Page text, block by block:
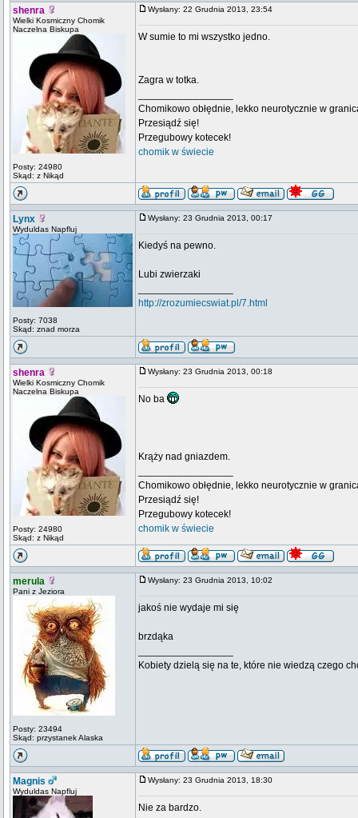
shenra
Wielki Kosmiczny Chomik
Naczelna Biskupa
Posty: 24980
Skąd: z Nikąd
Wysłany: 22 Grudnia 2013, 23:54
W sumie to mi wszystko jedno.
Zagra w totka.
Chomikowo obłędnie, lekko neurotycznie w
Przesiądź się!
Przegubowy kotecek!
chomik w świecie
Lynx
Wyduldas Napfluj
Posty: 7038
Skąd: znad morza
Wysłany: 23 Grudnia 2013, 00:17
Kiedyś na pewno.
Lubi zwierzaki
http://zrozumiecswiat.pl/7.html
shenra
Wielki Kosmiczny Chomik
Naczelna Biskupa
Posty: 24980
Skąd: z Nikąd
Wysłany: 23 Grudnia 2013, 00:18
No ba
Krąży nad gniazdem.
Chomikowo obłędnie, lekko neurotycznie w
Przesiądź się!
Przegubowy kotecek!
chomik w świecie
merula
Pani z Jeziora
Posty: 23494
Skąd: przystanek Alaska
Wysłany: 23 Grudnia 2013, 10:02
jakoś nie wydaje mi się
brzdąka
Kobiety dzielą się na te, które nie wiedzą czego
Magnis
Wyduldas Napfluj
Wysłany: 23 Grudnia 2013, 18:30
Nie za bardzo.